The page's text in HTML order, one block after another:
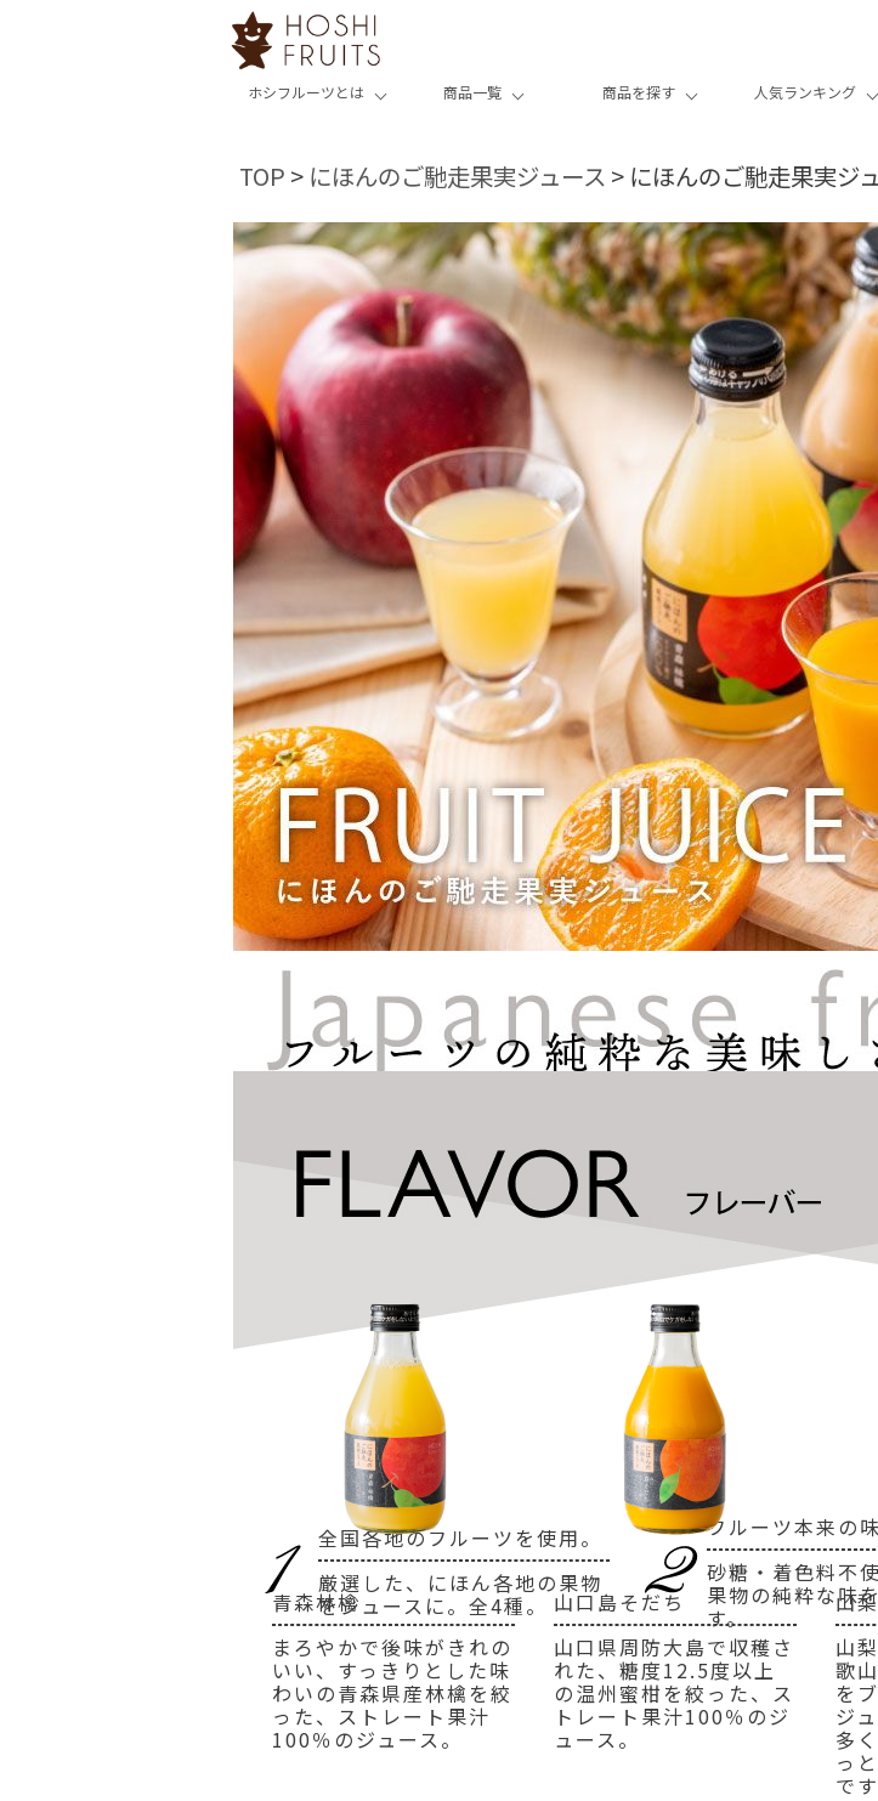
ホシフルーツとは 商品一覧 商品を探す 人気ランキング
TOP にほんのご馳走果実ジュース にほんのご馳走果実ジ
全国各地のフルーツを使用。
厳選した、にほん各地の果物
をジュースに。全4種。
フルーツ本来の
砂糖・着色料不
果物の純粋な味
す。
青森林檎
まろやかで後味がきれの
いい、すっきりとした味
わいの青森県産林檎を絞
った、ストレート果汁
100％のジュース。
山口島そだち
山口県周防大島で収穫さ
れた、糖度12.5度以上
の温州蜜柑を絞った、ス
トレート果汁100％のジ
ュース。
山
山
歌
を
ジ
多
っ
です